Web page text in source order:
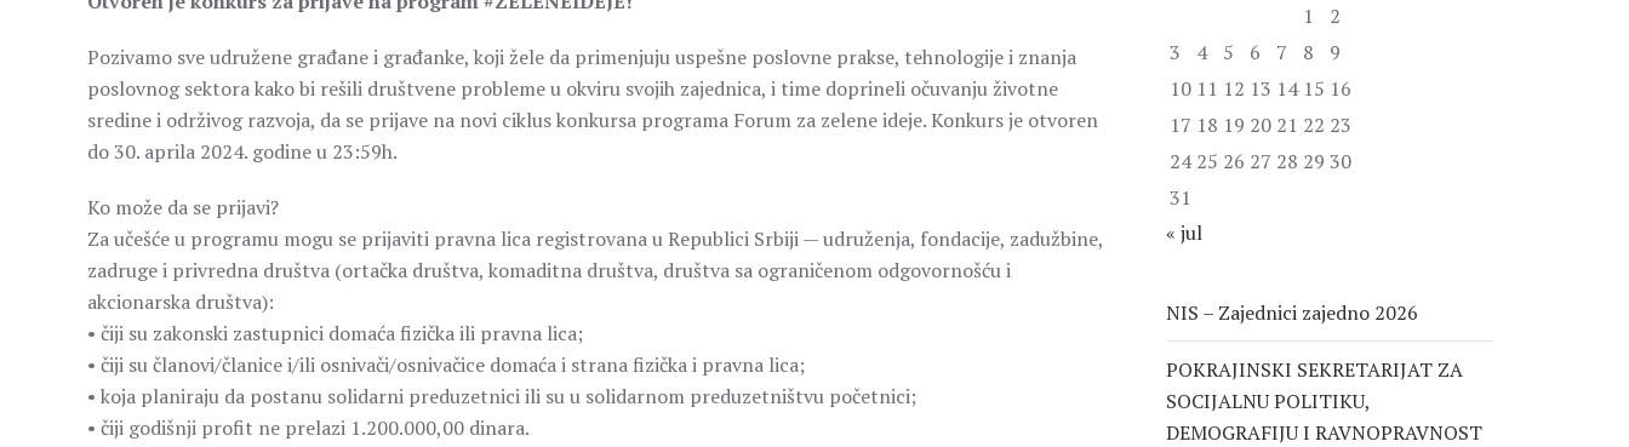
Pozivamo sve udružene građane i građanke, koji žele da primenjuju uspešne poslovne prakse, tehnologije i znanja
poslovnog sektora kako bi rešili društvene probleme u okviru svojih zajednica, i time doprineli očuvanju životne
sredine i održivog razvoja, da se prijave na novi ciklus konkursa programa Forum za zelene ideje. Konkurs je otvoren
do 30. aprila 2024. godine u 23:59h.
Ko može da se prijavi?
Za učešće u programu mogu se prijaviti pravna lica registrovana u Republici Srbiji — udruženja, fondacije, zadužbine,
zadruge i privredna društva (ortačka društva, komaditna društva, društva sa ograničenom odgovornošću i
akcionarska društva):
• čiji su zakonski zastupnici domaća fizička ili pravna lica;
• čiji su članovi/članice i/ili osnivači/osnivačice domaća i strana fizička i pravna lica;
• koja planiraju da postanu solidarni preduzetnici ili su u solidarnom preduzetništvu početnici;
• čiji godišnji profit ne prelazi 1.200.000,00 dinara.
1
2
3
4 5 6 7 8
9
10 11 12 13 14 15 16
17 18 19 20 21 22 23
24 25 26 27 28 29 30
31
« jul
NIS – Zajednici zajedno 2026
POKRAJINSKI SEKRETARIJAT ZA
SOCIJALNU POLITIKU,
DEMOGRAFIJU I RAVNOPRAVNOST